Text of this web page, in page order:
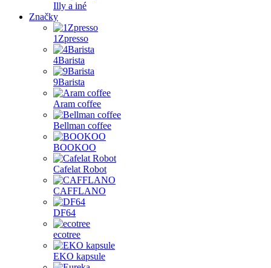
Illy a iné
Značky
1Zpresso
4Barista
9Barista
Aram coffee
Bellman coffee
BOOKOO
Cafelat Robot
CAFFLANO
DF64
ecotree
EKO kapsule